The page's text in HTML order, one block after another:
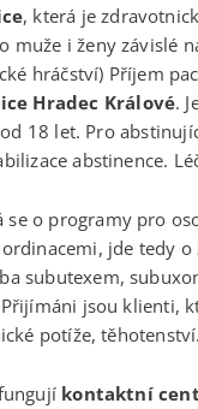
, která je
muže i ženy závislé
hráčství) Příjem
Hradec Králové.
18 let. Pro
abstinence.
se o programy pro
jde tedy o
subutexem,
jsou klienti,
potíže,
kontaktní